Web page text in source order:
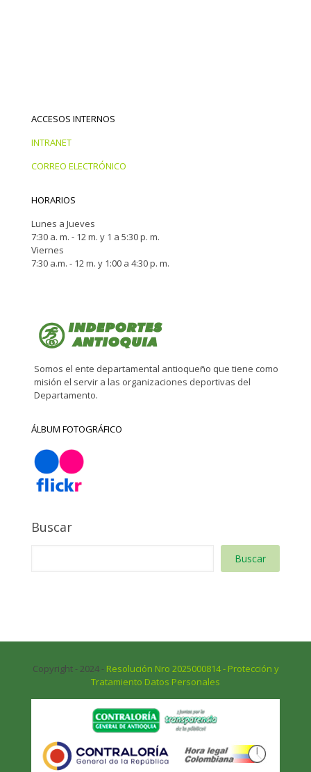
ACCESOS INTERNOS
INTRANET
CORREO ELECTRÓNICO
HORARIOS
Lunes a Jueves
7:30 a. m. - 12 m. y 1 a 5:30 p. m.
Viernes
7:30 a.m. - 12 m. y 1:00 a 4:30 p. m.
Somos el ente departamental antioqueño que tiene como
misión el servir a las organizaciones deportivas del
Departamento.
ÁLBUM FOTOGRÁFICO
Buscar
Buscar
Copyright - 2024 - Resolución Nro 2025000814 - Protección y
Tratamiento Datos Personales